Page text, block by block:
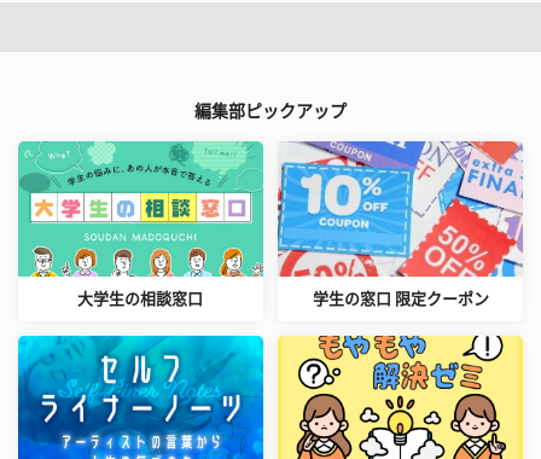
編集部ピックアップ
大学生の相談窓口 学生の窓口 限定クーポン